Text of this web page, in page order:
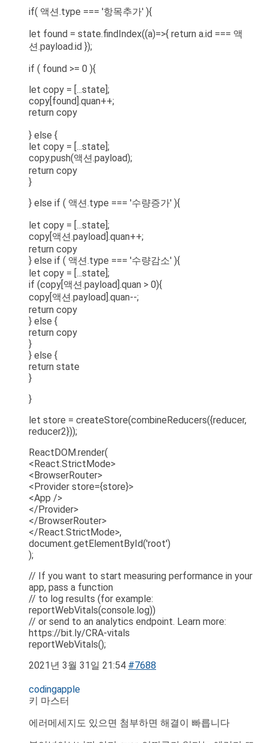
if( 액션.type === '항목추가' ){
let found = state.findIndex((a)=>{ return a.id === 액
션.payload.id });
if ( found >= 0 ){
let copy = [...state];
copy[found].quan++;
return copy
} else {
let copy = [...state];
copy.push(액션.payload);
return copy
}
} else if ( 액션.type === '수량증가' ){
let copy = [...state];
copy[액션.payload].quan++;
return copy
} else if ( 액션.type === '수량감소' ){
let copy = [...state];
if (copy[액션.payload].quan > 0){
copy[액션.payload].quan--;
return copy
} else {
return copy
}
} else {
return state
}
}
let store = createStore(combineReducers({reducer,
reducer2}));
ReactDOM.render(
<React.StrictMode>
<BrowserRouter>
<Provider store={store}>
<App />
</Provider>
</BrowserRouter>
</React.StrictMode>,
document.getElementById('root')
);
// If you want to start measuring performance in your
app, pass a function
// to log results (for example:
reportWebVitals(console.log))
// or send to an analytics endpoint. Learn more:
https://bit.ly/CRA-vitals
reportWebVitals();
2021년 3월 31일 21:54 #7688
codingapple
키 마스터
에러메세지도 있으면 첨부하면 해결이 빠릅니다